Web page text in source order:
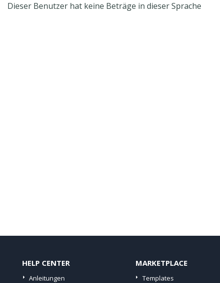
Dieser Benutzer hat keine Beträge in dieser Sprache
HELP CENTER
Anleitungen
MARKETPLACE
Templates